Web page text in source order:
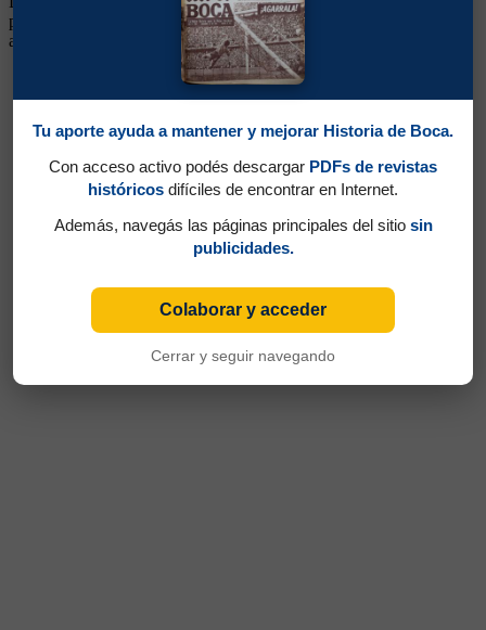
para reforzar al campeón de 1931. Tuvo un buen rendimiento en el
año del campeonato. Luego volvió a Platense
Tu aporte ayuda a mantener y mejorar Historia de Boca.
Con acceso activo podés descargar PDFs de revistas
históricos difíciles de encontrar en Internet.
Además, navegás las páginas principales del sitio sin
publicidades.
Colaborar y acceder
Cerrar y seguir navegando